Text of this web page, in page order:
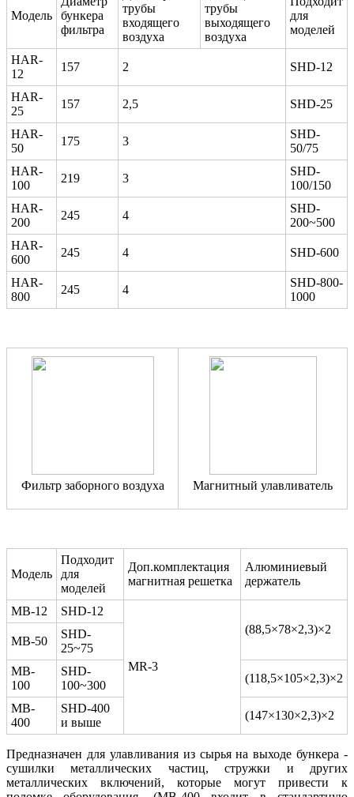
Модель
бункера
фильтра
трубы
входящего
воздуха
трубы
выходящего
воздуха
для
моделей
HAR-
12
157 2 SHD-12
HAR-
25
157 2,5 SHD-25
HAR-
50
175 3
SHD-
50/75
HAR-
100
219 3
SHD-
100/150
HAR-
200
245 4
SHD-
200~500
HAR-
600
245 4 SHD-600
HAR-
800
245 4
SHD-800-
1000
Фильтр заборного воздуха Магнитный улавливатель
Модель
Подходит
для
моделей
Доп.комплектация
магнитная решетка
Алюминиевый
держатель
MB-12 SHD-12
MR-3
(88,5×78×2,3)×2
MB-50
SHD-
25~75
MB-
100
SHD-
100~300
(118,5×105×2,3)×2
MB-
400
SHD-400
и выше
(147×130×2,3)×2
Предназначен для улавливания из сырья на выходе бункера -
сушилки металлических частиц, стружки и других
металлических включений, которые могут привести к